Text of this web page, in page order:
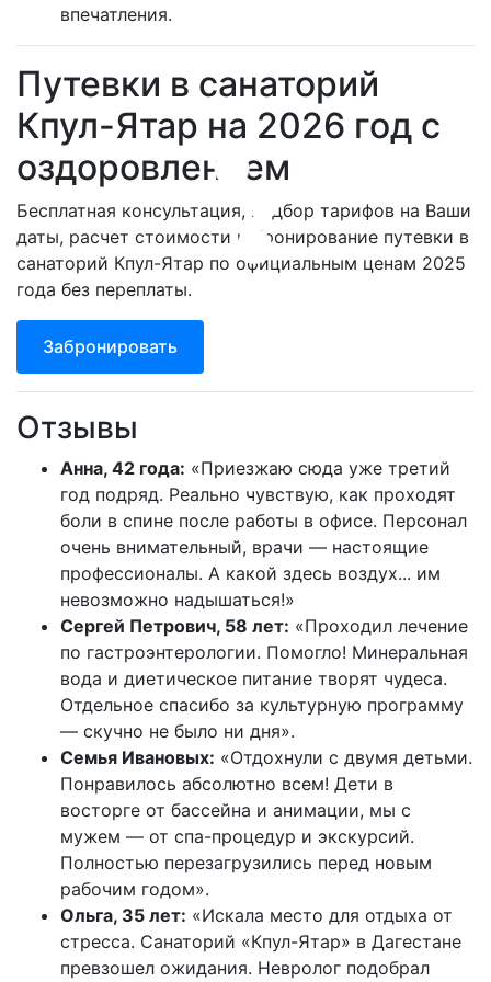
впечатления.
Путевки в санаторий
Кпул-Ятар на 2026 год с
оздоровлением
Бесплатная консультация, подбор тарифов на Ваши
даты, расчет стоимости и бронирование путевки в
санаторий Кпул-Ятар по официальным ценам 2025
года без переплаты.
Забронировать
Отзывы
Анна, 42 года: «Приезжаю сюда уже третий
год подряд. Реально чувствую, как проходят
боли в спине после работы в офисе. Персонал
очень внимательный, врачи — настоящие
профессионалы. А какой здесь воздух... им
невозможно надышаться!»
Сергей Петрович, 58 лет: «Проходил лечение
по гастроэнтерологии. Помогло! Минеральная
вода и диетическое питание творят чудеса.
Отдельное спасибо за культурную программу
— скучно не было ни дня».
Семья Ивановых: «Отдохнули с двумя детьми.
Понравилось абсолютно всем! Дети в
восторге от бассейна и анимации, мы с
мужем — от спа-процедур и экскурсий.
Полностью перезагрузились перед новым
рабочим годом».
Ольга, 35 лет: «Искала место для отдыха от
стресса. Санаторий «Кпул-Ятар» в Дагестане
превзошел ожидания. Невролог подобрал